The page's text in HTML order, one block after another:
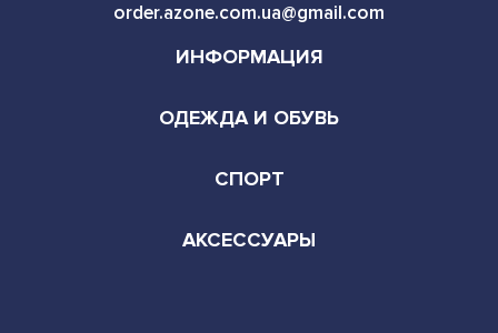
order.azone.com.ua@gmail.com
ИНФОРМАЦИЯ
ОДЕЖДА И ОБУВЬ
СПОРТ
АКСЕССУАРЫ